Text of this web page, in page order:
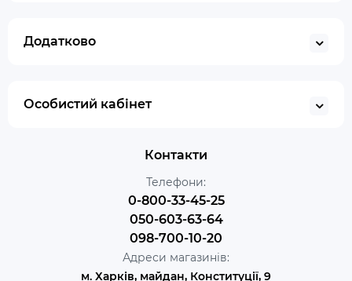
Додатково
Особистий кабінет
Контакти
Телефони:
0-800-33-45-25
050-603-63-64
098-700-10-20
Адреси магазинів:
м. Харків, майдан, Конституції, 9